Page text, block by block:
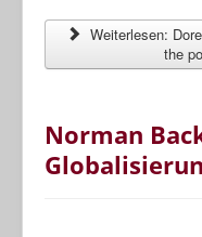
Weiterlesen:
the
Norman